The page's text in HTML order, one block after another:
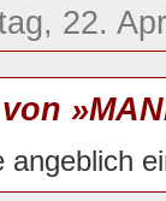
22.
angeblich